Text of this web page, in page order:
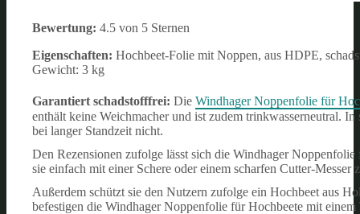
Bewertung: 4.5 von 5 Sternen
Eigenschaften: Hochbeet-Folie mit Noppen, aus HDPE,
Gewicht: 3 kg
Garantiert schadstofffrei: Die Windhager Noppenfolie für
enthält keine Weichmacher und ist zudem trinkwasserneutral.
bei langer Standzeit nicht.
Den Rezensionen zufolge lässt sich die Windhager
sie einfach mit einer Schere oder einem scharfen Cutter-Messer
Außerdem schützt sie den Nutzern zufolge ein Hochbeet aus
befestigen die Windhager Noppenfolie für Hochbeete mit